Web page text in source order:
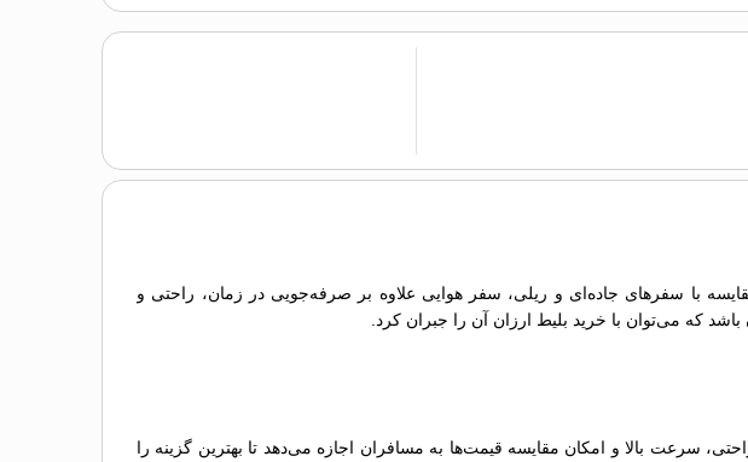
با سفرهای جاده‌ای و ریلی، سفر هوایی علاوه بر صرفه‌جویی در زمان، راحتی و
که می‌توان با خرید بلیط ارزان آن را جبران کرد.
سرعت بالا و امکان مقایسه قیمت‌ها به مسافران اجازه می‌دهد تا بهترین گزینه را